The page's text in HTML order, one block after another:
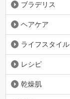
ブラデリス
ヘアケア
ライフスタイル
レシピ
乾燥肌